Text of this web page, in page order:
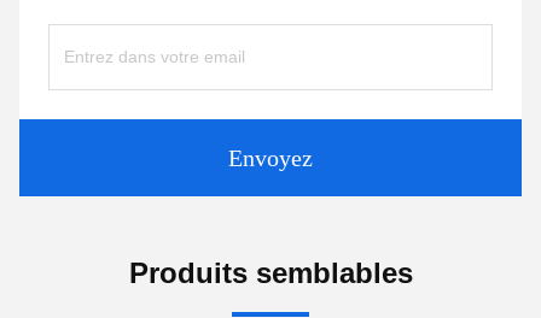
Envoyez
Produits semblables